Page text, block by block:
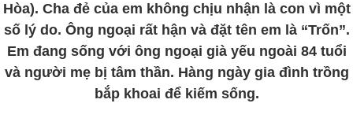
Hòa). Cha đẻ của em không chịu nhận là con vì một
số lý do. Ông ngoại rất hận và đặt tên em là “Trốn”.
Em đang sống với ông ngoại già yếu ngoài 84 tuổi
và người mẹ bị tâm thần. Hàng ngày gia đình trồng
bắp khoai để kiếm sống.